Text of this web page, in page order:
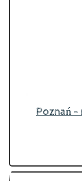
Poznań